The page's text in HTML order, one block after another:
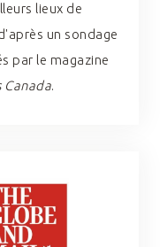
lieux de
un sondage
par le magazine
Canada.